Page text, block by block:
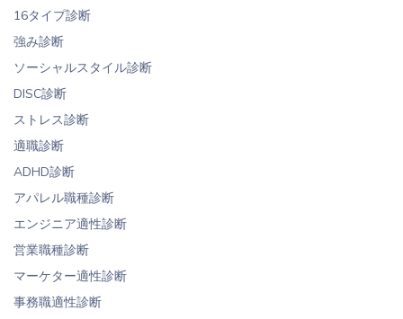
16タイプ診断
強み診断
ソーシャルスタイル診断
DISC診断
ストレス診断
適職診断
ADHD診断
アパレル職種診断
エンジニア適性診断
営業職種診断
マーケター適性診断
事務職適性診断